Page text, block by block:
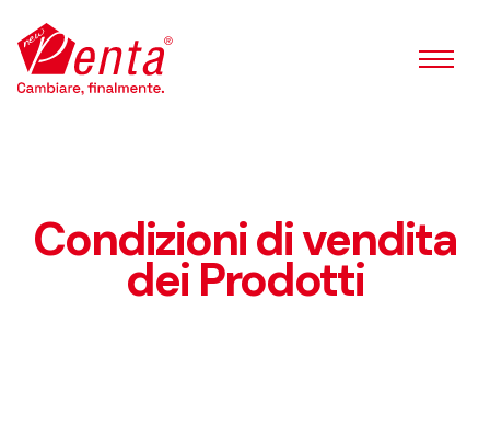
IL METODO PENTADIET
QUANTO SI PERDE DAVVERO
ALIMENTI VIETATI
Condizioni di vendita
dei Prodotti